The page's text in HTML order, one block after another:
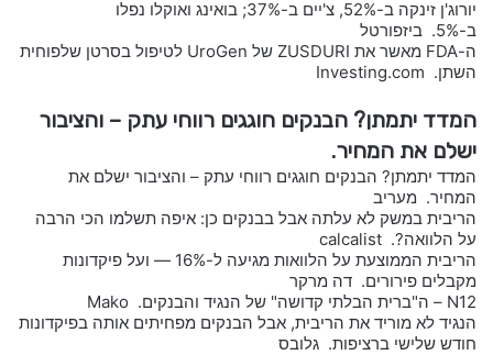
יורוג'ן זינקה ב-52%, צ'יים ב-37%; בואינג ואוקלו נפלו
ב-5%. ביזפורטל
ה-FDA מאשר את ZUSDURI של UroGen לטיפול בסרטן שלפוחית
השתן. Investing.com
המדד יתמתן? הבנקים חוגגים רווחי עתק – והציבור
ישלם את המחיר.
המדד יתמתן? הבנקים חוגגים רווחי עתק – והציבור ישלם את
המחיר. מעריב
הריבית במשק לא עלתה אבל בבנקים כן: איפה תשלמו הכי הרבה
על הלוואה?. calcalist
הריבית הממוצעת על הלוואות מגיעה ל-16% — ועל פיקדונות
מקבלים פירורים. דה מרקר
N12 – ה"ברית הבלתי קדושה" של הנגיד והבנקים. Mako
הנגיד לא מוריד את הריבית, אבל הבנקים מפחיתים אותה בפיקדונות
חודש שלישי ברציפות. גלובס